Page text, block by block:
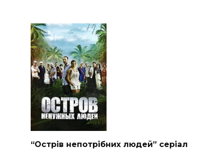
“Острів непотрібних людей” серіал